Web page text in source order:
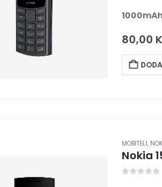
1000mAh
80,00
MOBITELI,
Nokia